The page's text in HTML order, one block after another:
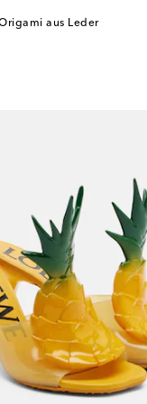
aus Leder